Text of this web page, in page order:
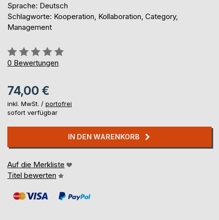
Sprache: Deutsch
Schlagworte: Kooperation, Kollaboration, Category,
Management
Bewertung::
0%
0 Bewertungen
74,00 €
inkl. MwSt. / portofrei
sofort verfügbar
IN DEN WARENKORB
Auf die Merkliste
Titel bewerten